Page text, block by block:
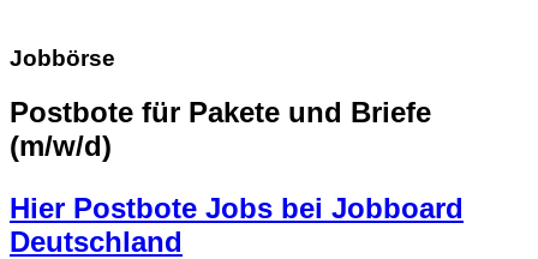
Jobbörse
Postbote für Pakete und Briefe
(m/w/d)
Hier Postbote Jobs bei Jobboard
Deutschland